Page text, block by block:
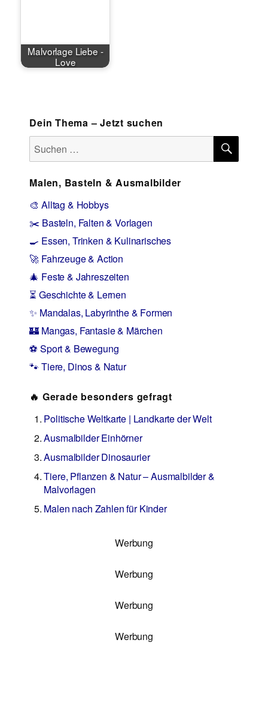
Malvorlage Liebe -
Love
Dein Thema – Jetzt suchen
Suchen
nach:
Malen, Basteln & Ausmalbilder
🎨 Alltag & Hobbys
✂️ Basteln, Falten & Vorlagen
🍳 Essen, Trinken & Kulinarisches
🚀 Fahrzeuge & Action
🎄 Feste & Jahreszeiten
⏳ Geschichte & Lernen
✨ Mandalas, Labyrinthe & Formen
🏰 Mangas, Fantasie & Märchen
⚽ Sport & Bewegung
🐾 Tiere, Dinos & Natur
🔥 Gerade besonders gefragt
Politische Weltkarte | Landkarte der Welt
Ausmalbilder Einhörner
Ausmalbilder Dinosaurier
Tiere, Pflanzen & Natur – Ausmalbilder &
Malvorlagen
Malen nach Zahlen für Kinder
Werbung
Werbung
Werbung
Werbung